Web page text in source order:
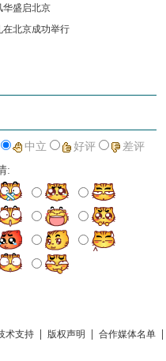
华盛启北京
在北京成功举行
中立 好评
差评
:
术支持 版权声明 合作媒体名单